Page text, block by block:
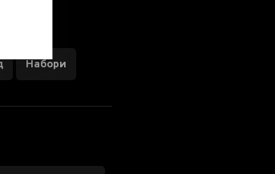
Набори